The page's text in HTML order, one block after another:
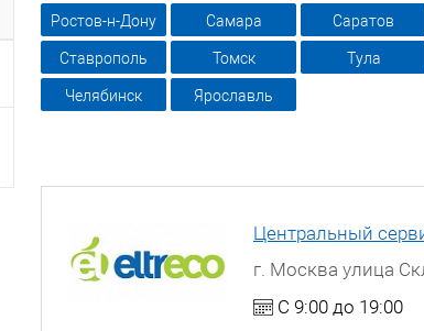
Ростов-н-Дону Самара Саратов
Ставрополь Томск Тула
Челябинск Ярославль
Центральный
г. Москва улица
С 9:00 до 19:00